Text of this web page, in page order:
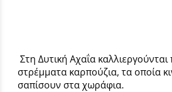
Στη Δυτική Αχαΐα
στρέμματα καρπούζια, τα οποία
σαπίσουν στα χωράφια.